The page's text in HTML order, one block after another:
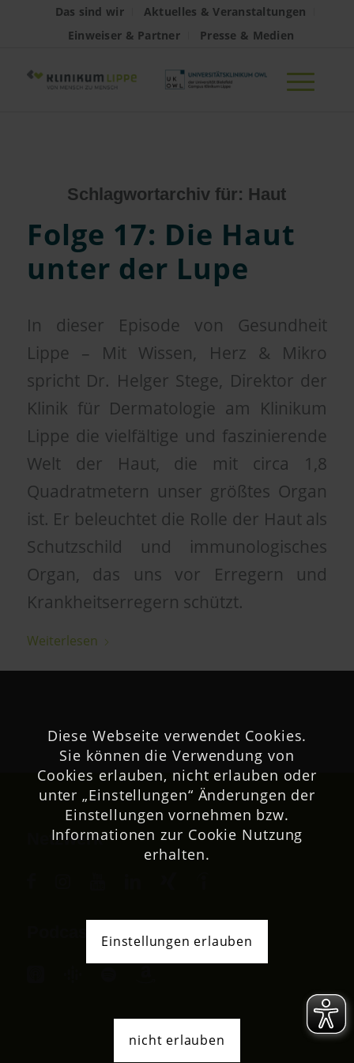
Das sind wir
Aktuelles & Veranstaltungen
Einweiser & Partner
Presse & Medien
Schlagwortarchiv für: Haut
Folge 17: Die Haut
unter der Lupe
In dieser Episode von Gesundheit
Lippe – Mit Wissen, Herz & Mikro
spricht Dr. Helger Stege, Direktor der
Klinik für Dermatologie am Klinikum
Lippe die vielfältige und faszinierende
Welt der Haut, die mit circa 1,8
Quadratmetern unser größtes Organ
ist. Er beleuchtet die Rolle der Haut als
Schutzschild und immunologisches
Organ, das uns vor Erregern und
Krankheitserregern schützt.
Weiterlesen
Netzwerk
Diese Webseite verwendet Cookies.
Sie können die Verwendung von
Cookies erlauben, nicht erlauben oder
unter „Einstellungen“ Änderungen der
Einstellungen vornehmen bzw.
Informationen zur Cookie Nutzung
erhalten.
Einstellungen erlauben
nicht erlauben